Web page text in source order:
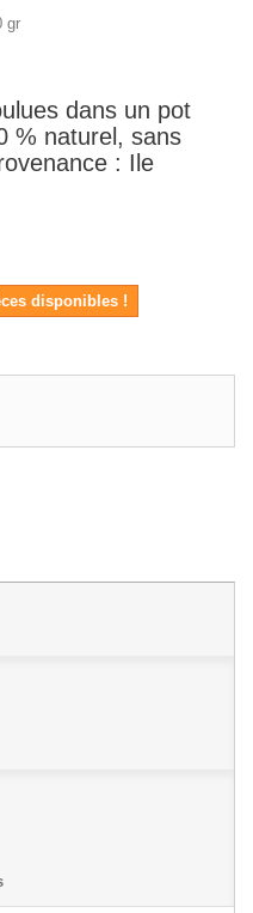
gr
dans un pot
% naturel, sans
: Ile
disponibles !